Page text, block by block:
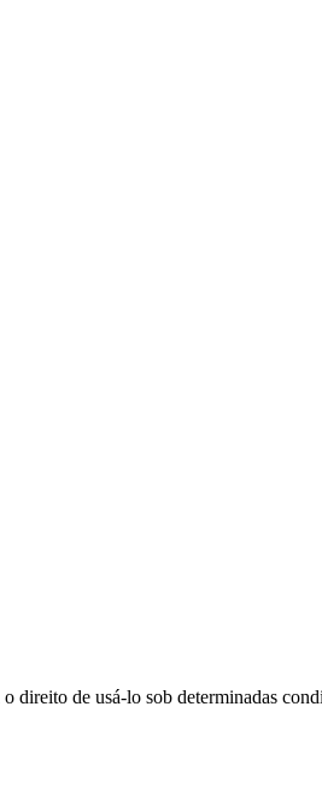
direito de usá-lo sob determinadas